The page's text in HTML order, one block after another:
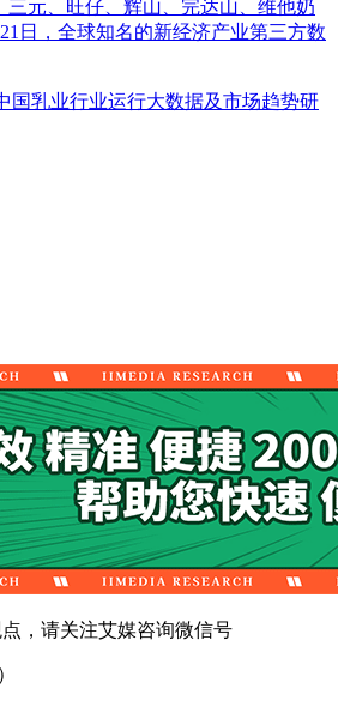
三元、旺仔、辉山、完达山、维他奶
日，全球知名的新经济产业第三方数
，请关注艾媒咨询微信号